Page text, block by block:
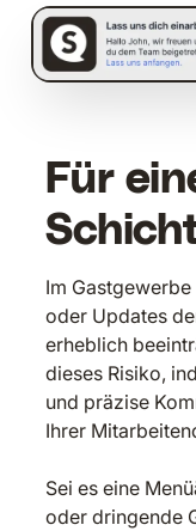
Für
Im
oder Updates
erheblich
dieses Risiko,
und präzise
Ihrer
Sei es eine
oder dringende